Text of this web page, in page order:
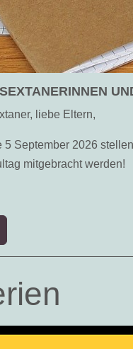
liebe Eltern,
September 2026
mitgebracht werden!